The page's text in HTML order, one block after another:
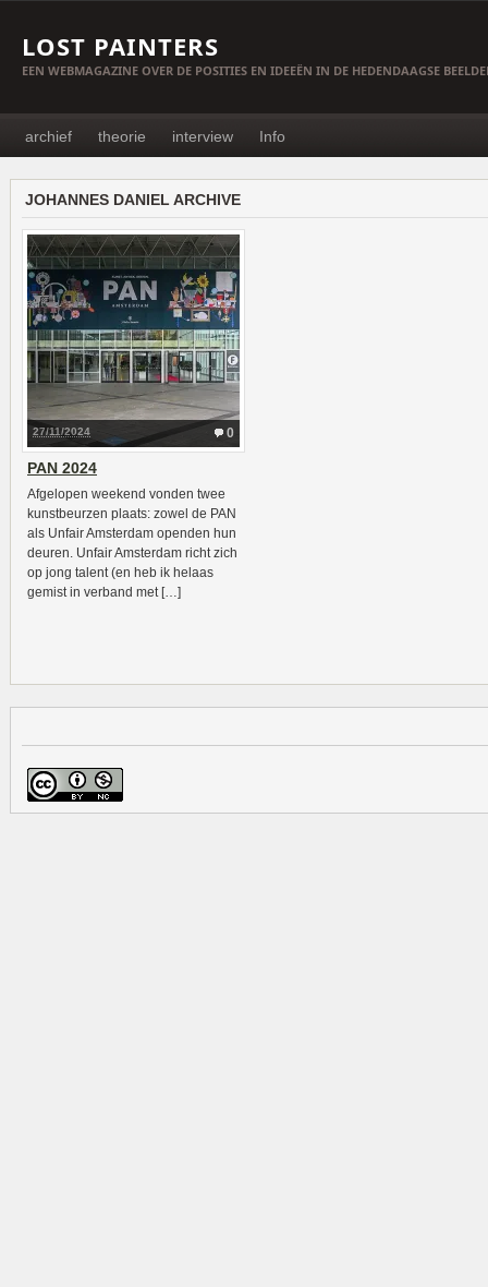
LOST PAINTERS
EEN WEBMAGAZINE OVER DE POSITIES EN IDEEËN IN DE HEDENDAAGSE
archief theorie interview Info
JOHANNES DANIEL ARCHIVE
0
27/11/2024
PAN 2024
Afgelopen weekend vonden twee
kunstbeurzen plaats: zowel de PAN
als Unfair Amsterdam openden hun
deuren. Unfair Amsterdam richt zich
op jong talent (en heb ik helaas
gemist in verband met […]